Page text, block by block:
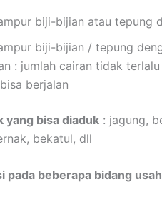
biji-bijian atau tepung
biji-bijian / tepung
: jumlah cairan tidak
berjalan
yang bisa diaduk : jagung,
bekatul, dll
pada beberapa bidang